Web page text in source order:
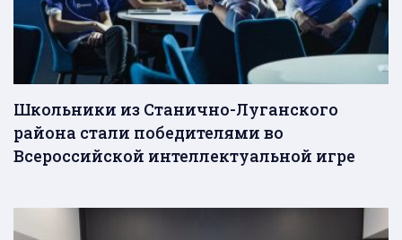
Школьники из Станично-Луганского
района стали победителями во
Всероссийской интеллектуальной игре